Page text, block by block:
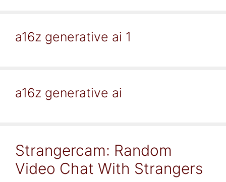
a16z generative ai 1
a16z generative ai
Strangercam: Random
Video Chat With Strangers